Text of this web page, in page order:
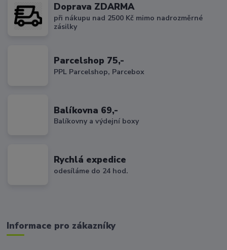
Doprava ZDARMA
při nákupu nad 2500 Kč mimo nadrozměrné
zásilky
Parcelshop 75,-
PPL Parcelshop, Parcebox
Balíkovna 69,-
Balíkovny a výdejní boxy
Rychlá expedice
odesíláme do 24 hod.
Informace pro zákazníky